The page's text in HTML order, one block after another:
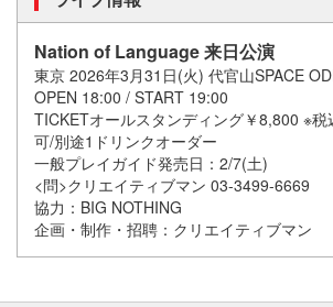
Nation of Language 来日公演
東京 2026年3月31日(火) 代官山SPACE
OPEN 18:00 / START 19:00
TICKETオールスタンディング￥8,800 ※税
可/別途1ドリンクオーダー
一般プレイガイド発売日：2/7(土)
<問>クリエイティブマン 03-3499-6669
協力：BIG NOTHING
企画・制作・招聘：クリエイティブマン